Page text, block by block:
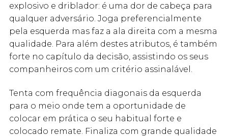
explosivo e driblador: é uma dor de cabeça para
qualquer adversário. Joga preferencialmente
pela esquerda mas faz a ala direita com a mesma
qualidade. Para além destes atributos, é também
forte no capítulo da decisão, assistindo os seus
companheiros com um critério assinalável.
Tenta com frequência diagonais da esquerda
para o meio onde tem a oportunidade de
colocar em prática o seu habitual forte e
colocado remate. Finaliza com grande qualidade